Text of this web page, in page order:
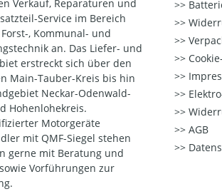
Verkauf, Reparaturen und
Service im Bereich
, Kommunal- und
an. Das Liefer- und
erstreckt sich über den
Main-Tauber-Kreis bis hin
Neckar-Odenwald-
Hohenlohekreis.
Motorgeräte
mit QMF-Siegel stehen
gerne mit Beratung und
Vorführungen zur
AGB